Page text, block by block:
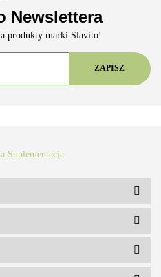
Sp. z o.o.
Newslettera
produkty marki Slavito!